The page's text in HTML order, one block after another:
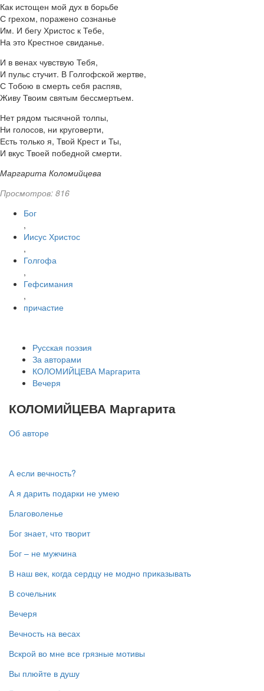
Как истощен мой дух в борьбе
С грехом, поражено сознанье
Им. И бегу Христос к Тебе,
На это Крестное свиданье.
И в венах чувствую Тебя,
И пульс стучит. В Голгофской жертве,
С Тобою в смерть себя распяв,
Живу Твоим святым бессмертьем.
Нет рядом тысячной толпы,
Ни голосов, ни круговерти,
Есть только я, Твой Крест и Ты,
И вкус Твоей победной смерти.
Маргарита Коломийцева
Просмотров: 816
Бог
,
Иисус Христос
,
Голгофа
,
Гефсимания
,
причастие
Русская поэзия
За авторами
КОЛОМИЙЦЕВА Маргарита
Вечеря
КОЛОМИЙЦЕВА Маргарита
Об авторе
А если вечность?
А я дарить подарки не умею
Благоволенье
Бог знает, что творит
Бог – не мужчина
В наш век, когда сердцу не модно приказывать
В сочельник
Вечеря
Вечность на весах
Вскрой во мне все грязные мотивы
Вы плюйте в душу